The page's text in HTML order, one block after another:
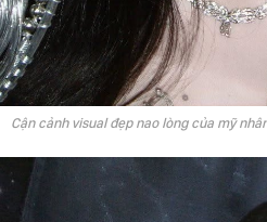
Cận cảnh visual đẹp nao lòng của mỹ